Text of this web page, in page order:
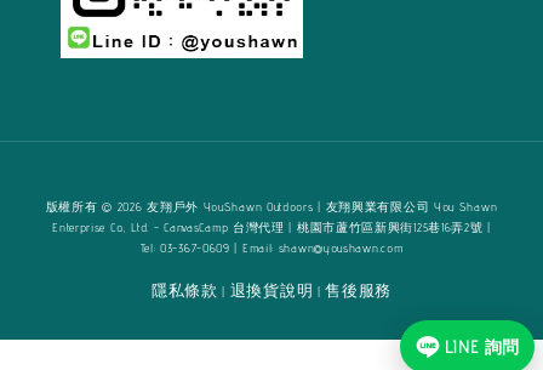
版權所有 © 2026 友翔戶外 YouShawn Outdoors | 友翔興業有限公司 You Shawn
Enterprise Co., Ltd. - CanvasCamp 台灣代理 | 桃園市蘆竹區新興街125巷16弄2號 |
Tel: 03-367-0609 | Email: shawn@youshawn.com
隱私條款 | 退換貨說明 |售後服務
LINE 詢問